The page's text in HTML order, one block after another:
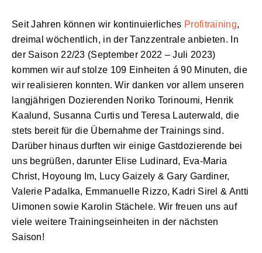
Seit Jahren können wir kontinuierliches Profitraining,
dreimal wöchentlich, in der Tanzzentrale anbieten. In
der Saison 22/23 (September 2022 – Juli 2023)
kommen wir auf stolze 109 Einheiten á 90 Minuten, die
wir realisieren konnten. Wir danken vor allem unseren
langjährigen Dozierenden Noriko Torinoumi, Henrik
Kaalund, Susanna Curtis und Teresa Lauterwald, die
stets bereit für die Übernahme der Trainings sind.
Darüber hinaus durften wir einige Gastdozierende bei
uns begrüßen, darunter Elise Ludinard, Eva-Maria
Christ, Hoyoung Im, Lucy Gaizely & Gary Gardiner,
Valerie Padalka, Emmanuelle Rizzo, Kadri Sirel & Antti
Uimonen sowie Karolin Stächele. Wir freuen uns auf
viele weitere Trainingseinheiten in der nächsten
Saison!